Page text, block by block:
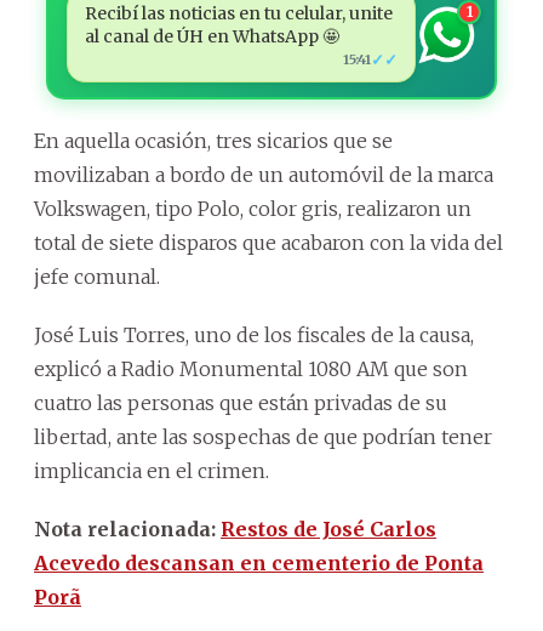
Recibí las noticias en tu celular, unite
al canal de ÚH en WhatsApp 🤩
15:41 ✓✓
1
En aquella ocasión, tres sicarios que se
movilizaban a bordo de un automóvil de la marca
Volkswagen, tipo Polo, color gris, realizaron un
total de siete disparos que acabaron con la vida del
jefe comunal.
José Luis Torres, uno de los fiscales de la causa,
explicó a Radio Monumental 1080 AM que son
cuatro las personas que están privadas de su
libertad, ante las sospechas de que podrían tener
implicancia en el crimen.
Nota relacionada: Restos de José Carlos
Acevedo descansan en cementerio de Ponta
Porã